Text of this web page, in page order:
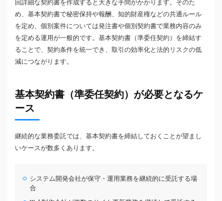
回詳細な契約書を作成すると大きな手間がかかります。そのた
め、基本契約書で秘密保持や報酬、知的財産権などの共通ルール
を定め、個別案件については発注書や個別契約書で業務内容のみ
を定める運用が一般的です。基本契約書（準委任契約）を締結す
ることで、契約条件を統一でき、取引の効率化と法的リスクの低
減につながります。
基本契約書（準委任契約）が必要となるケ
ース
継続的な業務委託では、基本契約書を締結しておくことが望まし
いケースが数多くあります。
システム開発会社が保守・運用業務を継続的に受託する場
合